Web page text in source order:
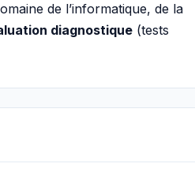
de l’informatique, de la
diagnostique (tests